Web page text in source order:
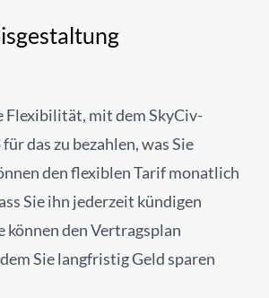
Flexibilität, mit dem SkyCiv-
das zu bezahlen, was Sie
den flexiblen Tarif monatlich
Sie ihn jederzeit kündigen
können den Vertragsplan
Sie langfristig Geld sparen